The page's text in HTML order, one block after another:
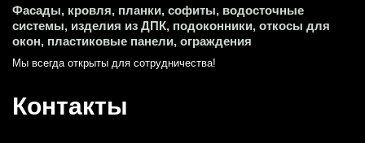
Фасады, кровля, планки, софиты, водосточные
системы, изделия из ДПК, подоконники, откосы для
окон, пластиковые панели, ограждения
Мы всегда открыты для сотрудничества!
Контакты